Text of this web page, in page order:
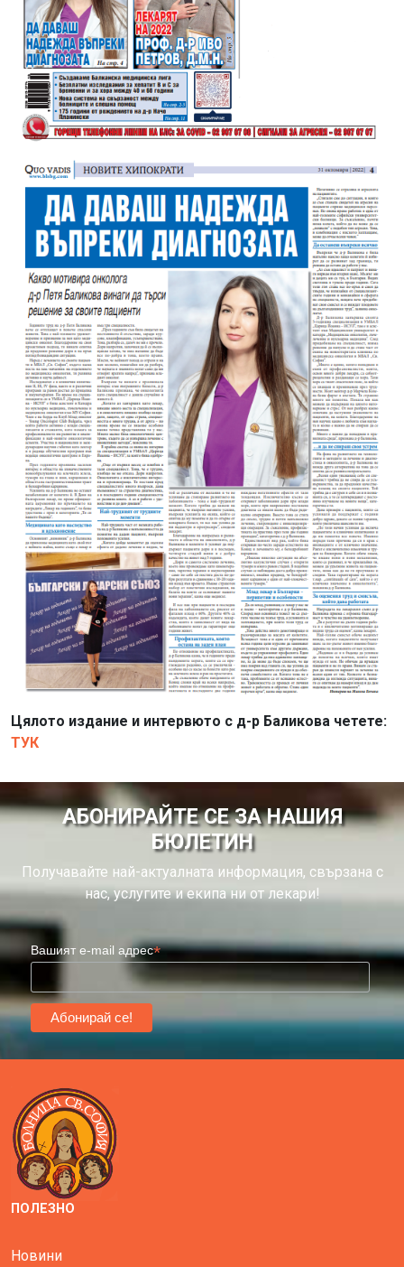
Цялото издание и интервюто с д-р Баликова четете:
ТУК
АБОНИРАЙТЕ СЕ ЗА НАШИЯ
БЮЛЕТИН
Получавайте най-актуалната информация, свързана с
нас, услугите и екипа ни от лекари!
Вашият e-mail адрес*
ПОЛЕЗНО
Новини